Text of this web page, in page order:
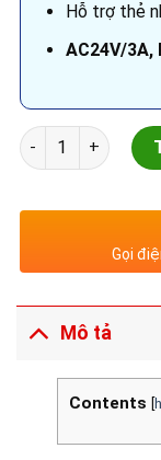
Hỗ trợ thẻ
AC24V/3A,
Camera quan sát
Gọi
Mô tả
Contents [